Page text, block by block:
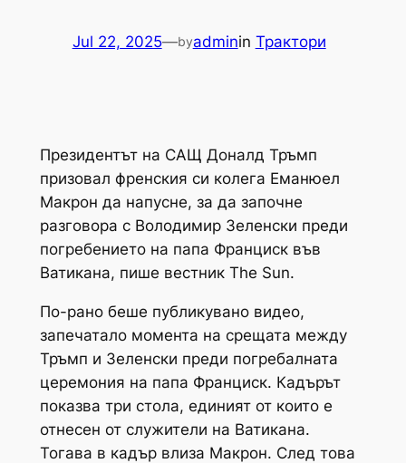
Jul 22, 2025—byadminin Трактори
Президентът на САЩ Доналд Тръмп
призовал френския си колега Еманюел
Макрон да напусне, за да започне
разговора с Володимир Зеленски преди
погребението на папа Франциск във
Ватикана, пише вестник The Sun.
По-рано беше публикувано видео,
запечатало момента на срещата между
Тръмп и Зеленски преди погребалната
церемония на папа Франциск. Кадърът
показва три стола, единият от които е
отнесен от служители на Ватикана.
Тогава в кадър влиза Макрон. След това